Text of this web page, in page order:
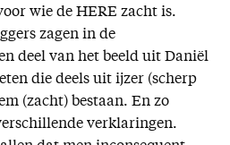
wie de HERE zacht is.
zagen in de
deel van het beeld uit Daniël
die deels uit ijzer (scherp
(zacht) bestaan. En zo
verklaringen.